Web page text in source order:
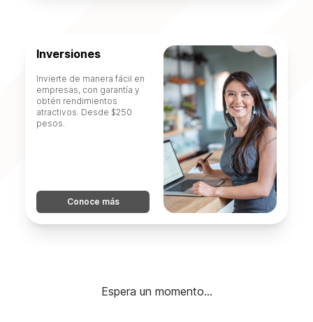
Inversiones
Invierte de manera fácil en
empresas, con garantía y
obtén rendimientos
atractivos. Desde $250
pesos.
Conoce más
Espera un momento...